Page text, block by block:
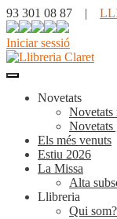
93 301 08 87 |
Iniciar sessió
Novetats
Novetats
Novetats
Els més venuts
Estiu 2026
La Missa
Alta
Llibreria
Qui som?